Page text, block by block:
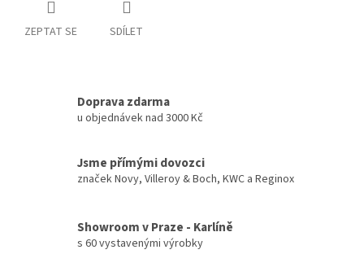
ZEPTAT SE SDÍLET
Doprava zdarma
u objednávek nad 3000 Kč
Jsme přímými dovozci
značek Novy, Villeroy & Boch, KWC a Reginox
Showroom v Praze - Karlíně
s 60 vystavenými výrobky